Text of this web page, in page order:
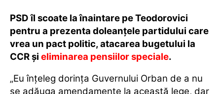
PSD îl scoate la înaintare pe Teodorovici
pentru a prezenta doleanțele partidului care
vrea un pact politic, atacarea bugetului la
CCR și eliminarea pensiilor speciale.
„Eu înţeleg dorinţa Guvernului Orban de a nu
se adăuga amendamente la această lege, dar